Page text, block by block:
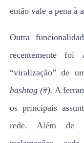
então vale a pena à
Outra
recentemente
“viralização” de
hashtag (#). A
os principais
rede. Além de